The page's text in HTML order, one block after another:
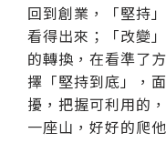
回到創業，「堅持
看得出來；「改變
的轉換，在看準了
擇「堅持到底」，
擾，把握可利用的
一座山，好好的爬